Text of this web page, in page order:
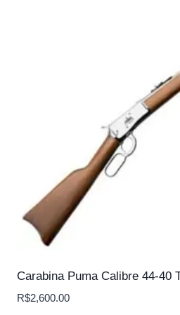
Carabina Puma Calibre 44-40
R$2,600.00